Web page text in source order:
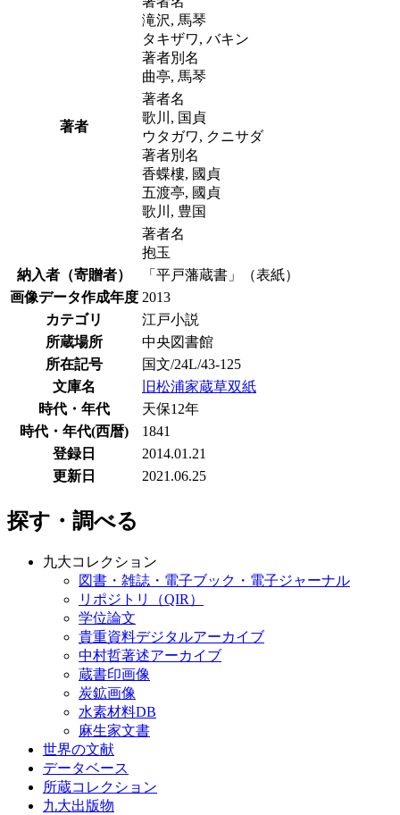
著者
滝沢, 馬琴
タキザワ, バキン
著者別名
曲亭, 馬琴
著者名
歌川, 国貞
ウタガワ, クニサダ
著者別名
香蝶樓, 國貞
五渡亭, 國貞
歌川, 豊国
著者名
抱玉
納入者（寄贈者）
「平戸藩蔵書」（表紙）
画像データ作成年度 2013
カテゴリ
江戸小説
所蔵場所
中央図書館
所在記号
国文/24L/43-125
文庫名
旧松浦家蔵草双紙
時代・年代
天保12年
時代・年代(西暦)
1841
登録日
2014.01.21
更新日
2021.06.25
探す・調べる
九大コレクション
図書・雑誌・電子ブック・電子ジャーナル
リポジトリ（QIR）
学位論文
貴重資料デジタルアーカイブ
中村哲著述アーカイブ
蔵書印画像
炭鉱画像
水素材料DB
麻生家文書
世界の文献
データベース
所蔵コレクション
九大出版物